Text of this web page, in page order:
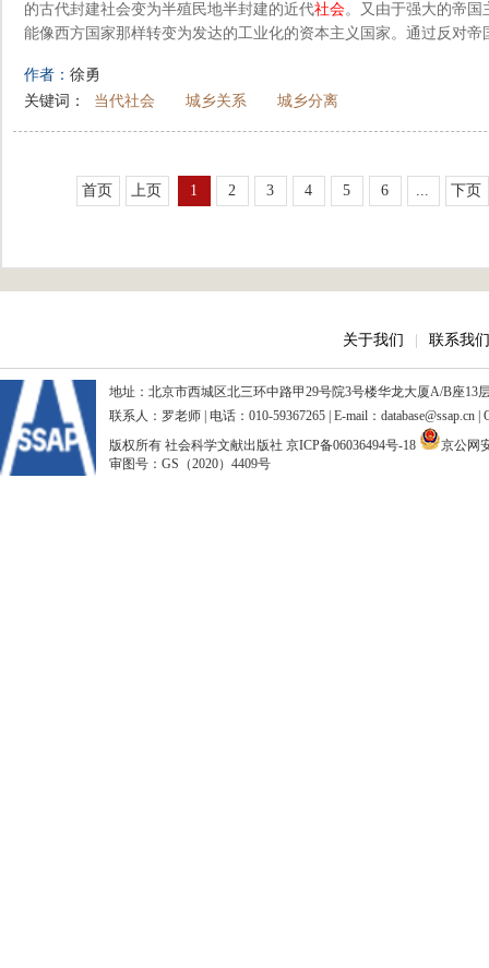
的古代封建社会变为半殖民地半封建的近代社会。又由于强大的帝国
能像西方国家那样转变为发达的工业化的资本主义国家。通过反对
作者： 徐勇
关键词：
当代社会 城乡关系 城乡分离
首页 上页 1 2 3 4 5 6 ... 下页
关于我们 联系我们
地址：北京市西城区北三环中路甲29号院3号楼华龙大厦A/B座13
联系人：罗老师 | 电话：010-59367265 | E-mail：database@ssap.cn
版权所有 社会科学文献出版社 京ICP备06036494号-18
京公网
审图号：GS（2020）4409号